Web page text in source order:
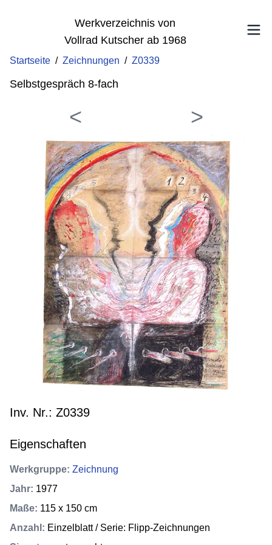
Werkverzeichnis von
Vollrad Kutscher ab 1968
Startseite / Zeichnungen / Z0339
Selbstgespräch 8-fach
Inv. Nr.: Z0339
Eigenschaften
Werkgruppe: Zeichnung
Jahr: 1977
Maße: 115 x 150 cm
Anzahl : Einzelblatt / Serie: Flipp-Zeichnungen
< >